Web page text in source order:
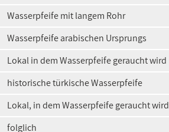
Wasserpfeife mit langem Rohr
Wasserpfeife arabischen Ursprungs
Lokal in dem Wasserpfeife geraucht wird
historische türkische Wasserpfeife
Lokal, in dem Wasserpfeife geraucht wird
folglich